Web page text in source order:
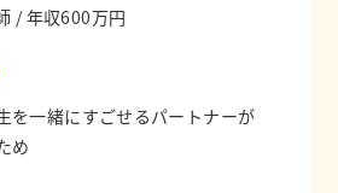
/ 年収600万円
を一緒にすごせるパートナーが
め